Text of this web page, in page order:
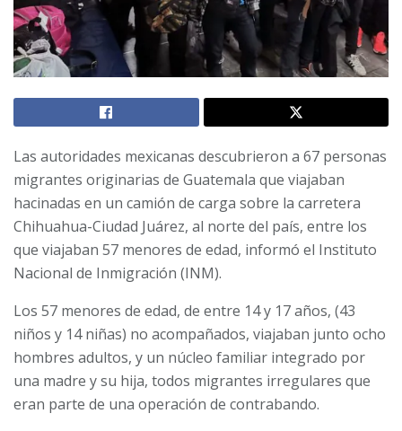
Las autoridades mexicanas descubrieron a 67 personas
migrantes originarias de Guatemala que viajaban
hacinadas en un camión de carga sobre la carretera
Chihuahua-Ciudad Juárez, al norte del país, entre los
que viajaban 57 menores de edad, informó el Instituto
Nacional de Inmigración (INM).
Los 57 menores de edad, de entre 14 y 17 años, (43
niños y 14 niñas) no acompañados, viajaban junto ocho
hombres adultos, y un núcleo familiar integrado por
una madre y su hija, todos migrantes irregulares que
eran parte de una operación de contrabando.